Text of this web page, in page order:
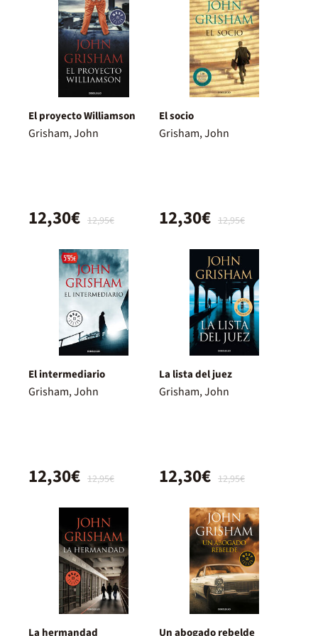
El proyecto Williamson
Grisham, John
12,95€
12,30€
El socio
Grisham, John
12,95€
12,30€
El intermediario
Grisham, John
12,95€
12,30€
La lista del juez
Grisham, John
12,95€
12,30€
La hermandad Un abogado rebelde